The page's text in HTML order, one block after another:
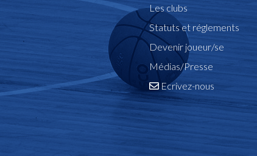
Les clubs
Statuts et réglements
Devenir joueur/se
Médias/Presse
Ecrivez-nous